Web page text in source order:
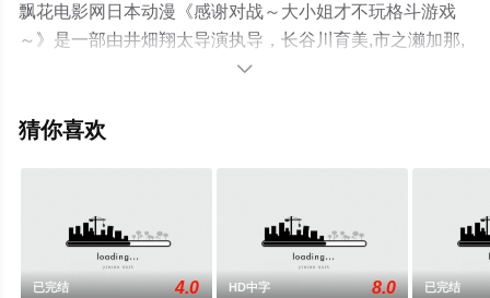
飘花电影网日本动漫《感谢对战～大小姐才不玩格斗游戏
～》是一部由井畑翔太导演执导，长谷川育美,市之濑加那,
千本木彩花,下地紫野等演员精彩演绎的日本动漫，手机免
关信息可移步至豆瓣动漫、电视猫或剧情网等平台了解。

猜你喜欢
已完结 4.0 HD中字 8.0 已完结